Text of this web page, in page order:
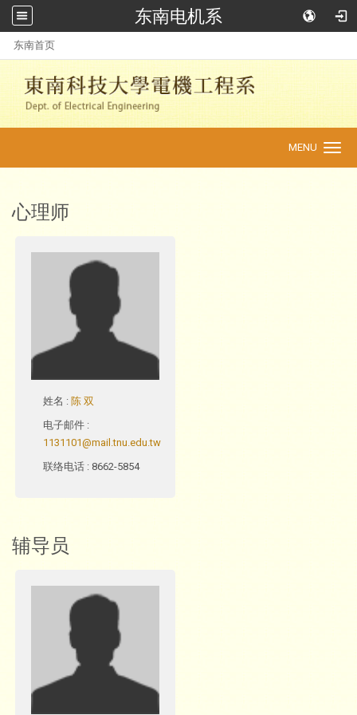
东南电机系
东南首页
navigation
MENU
心理师
姓名 : 陈 双
电子邮件 :
1131101@mail.tnu.edu.tw
联络电话 : 8662-5854
辅导员